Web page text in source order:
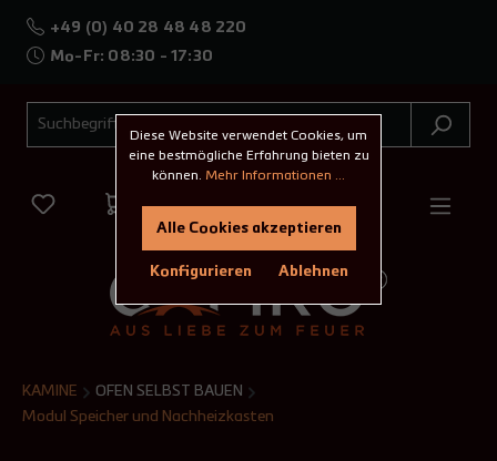
+49 (0) 40 28 48 48 220
Mo-Fr: 08:30 - 17:30
KAMINE
OFEN SELBST BAUEN
Modul Speicher und Nachheizkasten
Diese Website verwendet Cookies, um
eine bestmögliche Erfahrung bieten zu
können. Mehr Informationen ...
Ablehnen
Konfigurieren
Alle Cookies akzeptieren